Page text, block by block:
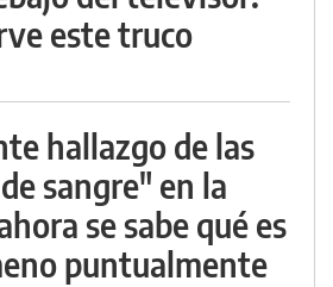
este truco
hallazgo de las
sangre" en la
se sabe qué es
puntualmente